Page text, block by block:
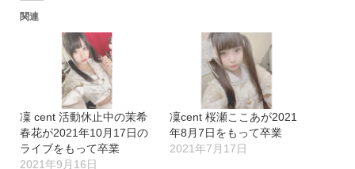
関連
凜 cent 活動休止中の茉希
春花が2021年10月17日の
ライブをもって卒業
2021年9月16日
凜cent 桜瀬ここあが2021
年8月7日をもって卒業
2021年7月17日